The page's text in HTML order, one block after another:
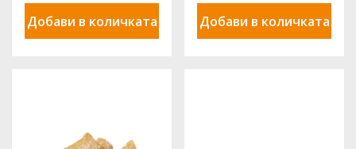
Добави в количката Добави в количката